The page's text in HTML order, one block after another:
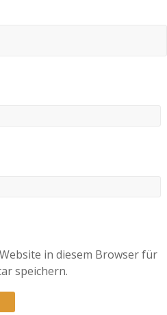
in diesem Browser für
speichern.